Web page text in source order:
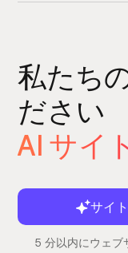
私たち
ださい
AI サイ
サイ
5 分以内にウェブ